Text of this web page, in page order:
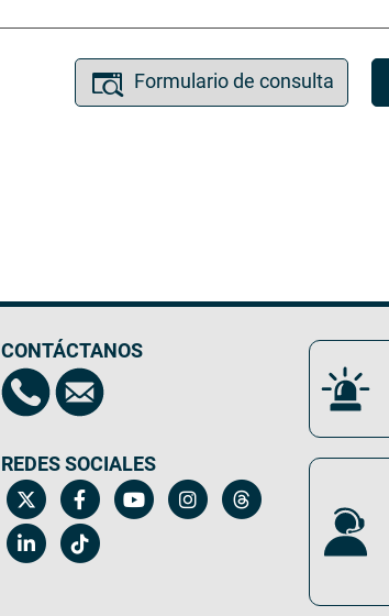
Formulario de consulta
CONTÁCTANOS
REDES SOCIALES